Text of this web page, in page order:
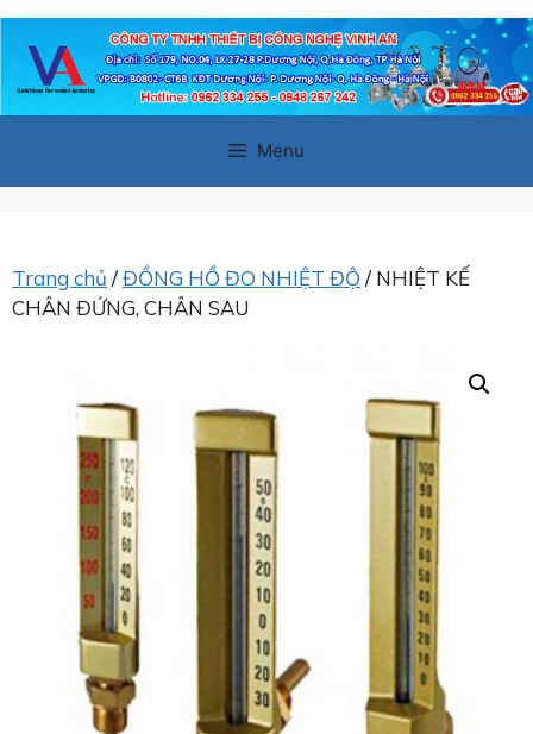
Chuyển
đến
Menu
Trang chủ /ĐỒNG HỒ ĐO NHIỆT ĐỘ / NHIỆT KẾ
CHÂN ĐỨNG, CHÂN SAU